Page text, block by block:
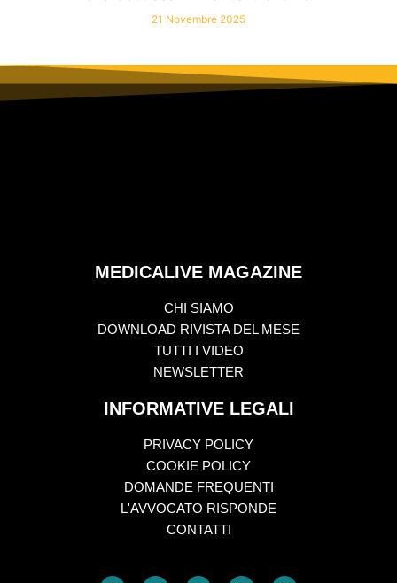
21 Novembre 2025
MEDICALIVE MAGAZINE
CHI SIAMO
DOWNLOAD RIVISTA DEL MESE
TUTTI I VIDEO
NEWSLETTER
INFORMATIVE LEGALI
PRIVACY POLICY
COOKIE POLICY
DOMANDE FREQUENTI
L'AVVOCATO RISPONDE
CONTATTI